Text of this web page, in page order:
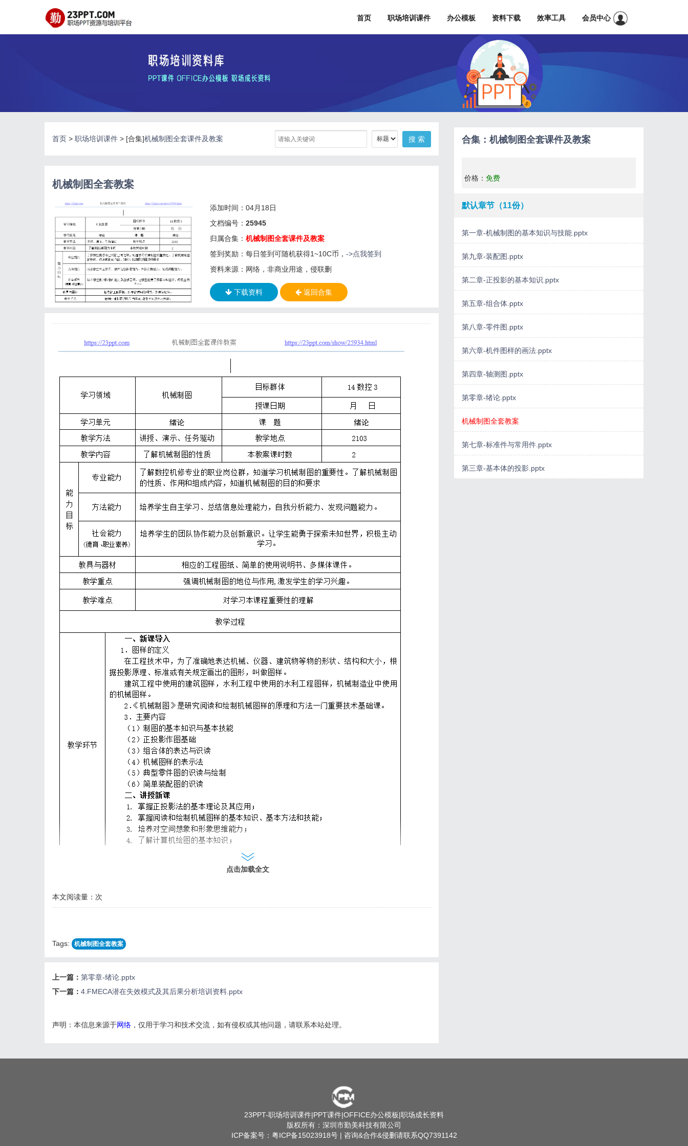
首页 职场培训课件 办公模板 资料下载 效率工具 会员中心
首页 > 职场培训课件 > [合集]机械制图全套课件及教案
机械制图全套教案
添加时间：04月18日
文档编号：25945
归属合集：机械制图全套课件及教案
签到奖励：每日签到可随机获得1~10C币，->点我签到
资料来源：网络，非商业用途，侵联删
下载资料 返回合集
内容未完全展示，请下载附件查看
点击加载全文
本文阅读量： 次
Tags: 机械制图全套教案
上一篇： 第零章-绪论.pptx
下一篇： 4.FMECA潜在失效模式及其后果分析培训资料.pptx
声明：本信息来源于网络 ，仅用于学习和技术交流，如有侵权或其他问题，请联系本站处理。
合集：机械制图全套课件及教案
价格： 免费
默认章节（11份）
第一章-机械制图的基本知识与技能.pptx
第九章-装配图.pptx
第二章-正投影的基本知识.pptx
第五章-组合体.pptx
第八章-零件图.pptx
第六章-机件图样的画法.pptx
第四章-轴测图.pptx
第零章-绪论.pptx
机械制图全套教案
第七章-标准件与常用件.pptx
第三章-基本体的投影.pptx
23PPT-职场培训课件|PPT课件|OFFICE办公模板|职场成长资料
版权所有：深圳市勤美科技有限公司
ICP备案号： 粤ICP备15023918号| 咨询&合作&侵删请联系QQ7391142